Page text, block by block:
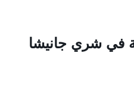
في شري جانيشا